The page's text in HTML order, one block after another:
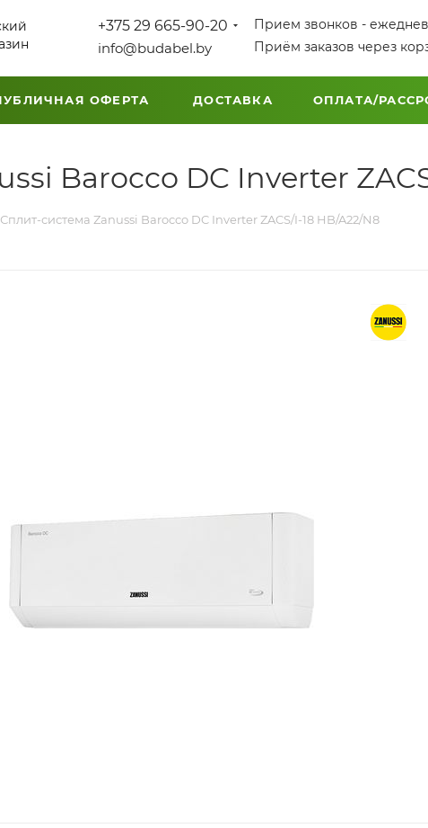
+375 29 665-90-20
info@budabel.by
Прием звонков -
Приём заказов через
ОФЕРТА ДОСТАВКА ОПЛАТА/
Barocco DC Inverter
Сплит-система Zanussi Barocco DC Inverter ZACS/I-18 HB/A22/N8